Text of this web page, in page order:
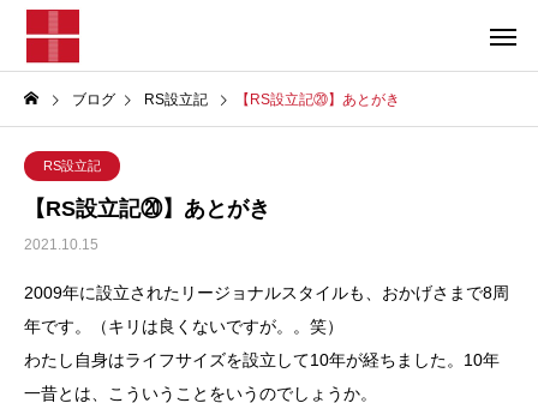
ブログ RS設立記 【RS設立記⑳】あとがき
RS設立記
【RS設立記⑳】あとがき
2021.10.15
2009年に設立されたリージョナルスタイルも、おかげさまで8周
年です。（キリは良くないですが。。笑）
わたし自身はライフサイズを設立して10年が経ちました。10年
一昔とは、こういうことをいうのでしょうか。